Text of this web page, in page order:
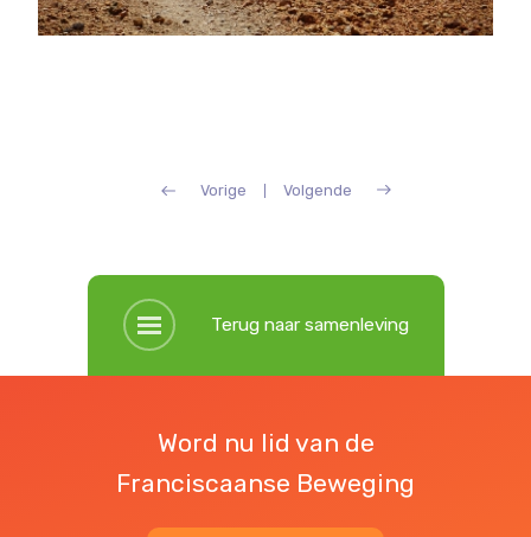
Vorige Volgende
Terug naar samenleving
Word nu lid van de
Franciscaanse Beweging